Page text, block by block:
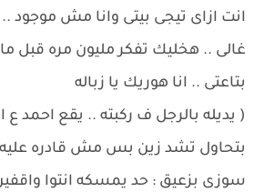
انت ازاى تيجى بيتى وانا مش موجود
غالى .. هخليك تفكر مليون مره قبل
بتاعتى .. انا هوريك يا زباله
( يديله بالرجل ف ركبته .. يقع احمد
بتحاول تشد زين بس مش قادره
سوزى بزعيق : حد يمسكه انتوا واقفين